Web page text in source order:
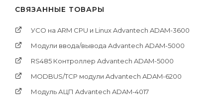
СВЯЗАННЫЕ ТОВАРЫ
УСО на ARM CPU и Linux Advantech ADAM-3600
Модули ввода/вывода Advantech ADAM-5000
RS485 Контроллер Advantech ADAM-5000
MODBUS/TCP модули Advantech ADAM-6200
Модуль АЦП Advantech ADAM-4017